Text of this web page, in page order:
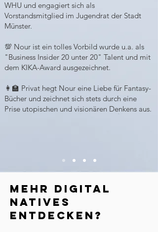
WHU und engagiert sich als
Vorstandsmitglied im Jugendrat der Stadt
Münster.
💯 Nour ist ein tolles Vorbild wurde u.a. als
"Business Insider 20 unter 20" Talent und mit
dem KIKA-Award ausgezeichnet.
👩‍🏫 Privat hegt Nour eine Liebe für Fantasy-
Bücher und zeichnet sich stets durch eine
Prise utopischen und visionären Denkens aus.
Mehr Digital
Natives
ENTDeCKEN?